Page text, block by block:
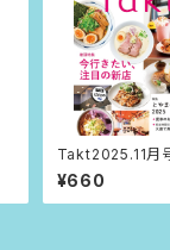
Takt2025.11月
¥660